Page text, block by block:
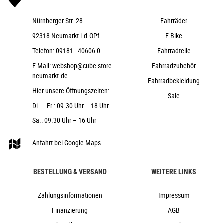
Cube
2026
Cube
20-24", Fahrräder, Kinder & Jugend
2026
Diamant
Scheibenbremse hydraulisch
Carbon
nein
Nürnberger Str. 28
92318 Neumarkt i.d.OPf
Telefon:09181 - 40606 0
E-Mail:webshop@cube-store-
neumarkt.de
Hier unsere Öffnungszeiten:
Di. – Fr.: 09.30 Uhr – 18 Uhr
Sa.: 09.30 Uhr – 16 Uhr
Anfahrt bei Google Maps
Fahrräder
E-Bike
Fahrradteile
Fahrradzubehör
Fahrradbekleidung
Sale
BESTELLUNG & VERSAND
Zahlungsinformationen
Finanzierung
WEITERE LINKS
Impressum
AGB